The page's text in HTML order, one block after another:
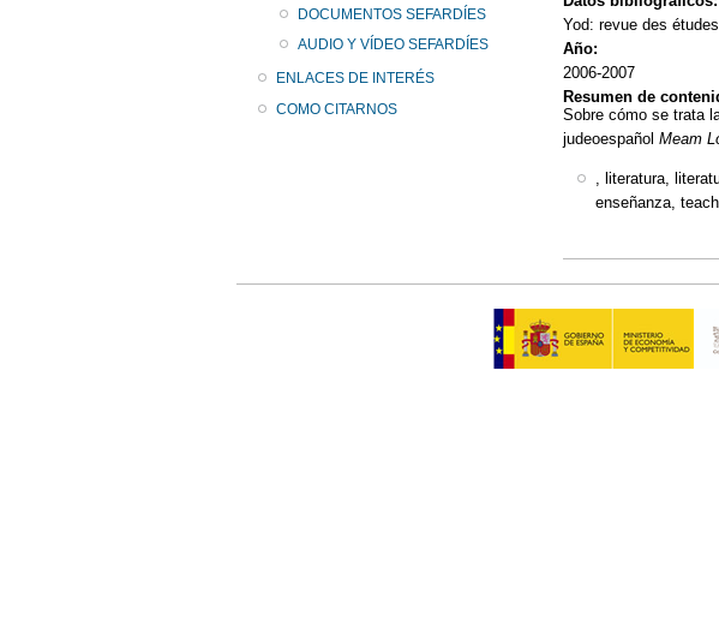
DOCUMENTOS SEFARDÍES
AUDIO Y VÍDEO SEFARDÍES
ENLACES DE INTERÉS
COMO CITARNOS
Yod: revue des
Año:
2006-2007
Resumen de
Sobre cómo se trata
judeoespañol Meam
, literatura,
enseñanza,